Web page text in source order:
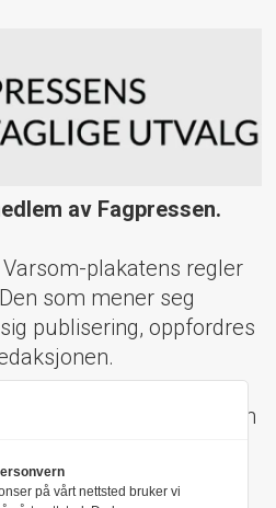
av Fagpressen.
plakatens regler
som mener seg
publisering, oppfordres
(PFU) er et klageorgan
som
i presseetiske
på vårt nettsted bruker vi